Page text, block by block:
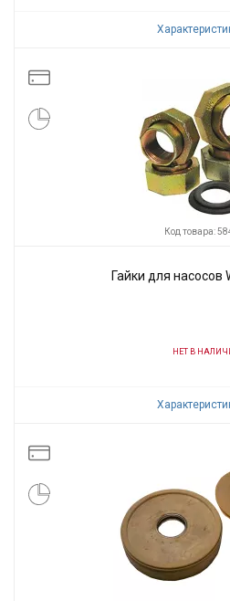
Код товара:
Гайки для насосов
НЕТ В